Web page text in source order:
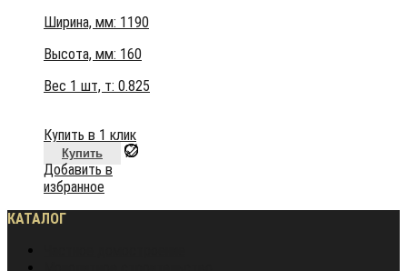
Ширина, мм: 1190
Высота, мм: 160
Вес 1 шт, т: 0.825
Купить в 1 клик
Купить
Добавить в
избранное
КАТАЛОГ